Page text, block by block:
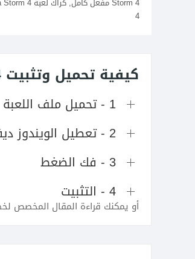
4
كيفية تحميل وتثبيت NARUTO SHIPPUDEN Ultimate Ninja Storm 4
1 - تحميل ملف اللعبة
2 - تعطيل الويندوز ديفندر
3 - فك الضغط
4 - التثبيت
أو يمكنك قراءة المقال المخصص